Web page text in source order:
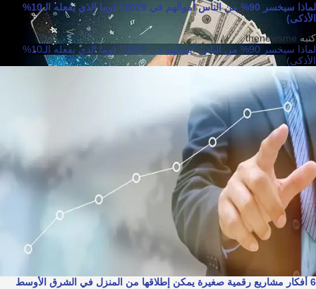
لماذا سيخسر 90% من الناس أموالهم في 2026؟ (وما الذي يفعله الـ10%
الأذكى)
كتبه thenewsme
لماذا سيخسر 90% من الناس أموالهم في 2026؟ (وما الذي يفعله الـ10%
الأذكى)
6 أفكار مشاريع رقمية صغيرة يمكن إطلاقها من المنزل في الشرق الأوسط